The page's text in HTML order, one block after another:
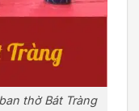
thờ Bát Tràng